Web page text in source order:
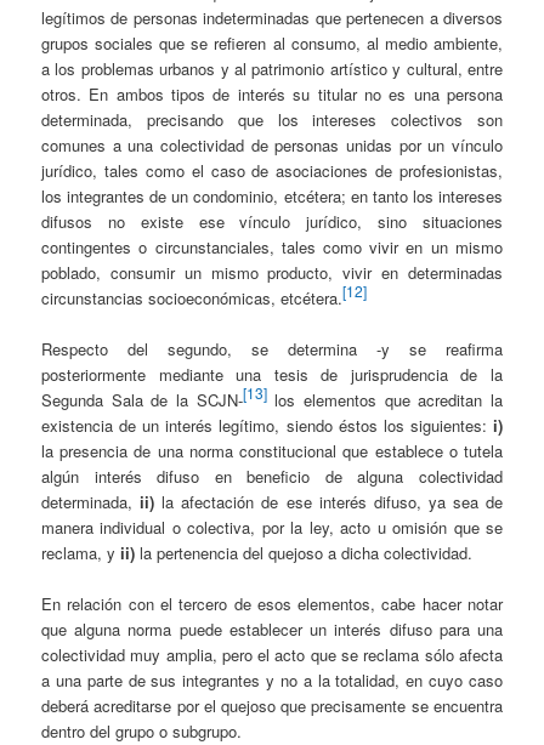
legítimos de personas indeterminadas que pertenecen a diversos
grupos sociales que se refieren al consumo, al medio ambiente,
a los problemas urbanos y al patrimonio artístico y cultural, entre
otros. En ambos tipos de interés su titular no es una persona
determinada, precisando que los intereses colectivos son
comunes a una colectividad de personas unidas por un vínculo
jurídico, tales como el caso de asociaciones de profesionistas,
los integrantes de un condominio, etcétera; en tanto los intereses
difusos no existe ese vínculo jurídico, sino situaciones
contingentes o circunstanciales, tales como vivir en un mismo
poblado, consumir un mismo producto, vivir en determinadas
circunstancias socioeconómicas, etcétera.[12]
Respecto del segundo, se determina -y se reafirma
posteriormente mediante una tesis de jurisprudencia de la
Segunda Sala de la SCJN-[13]los elementos que acreditan la
existencia de un interés legítimo, siendo éstos los siguientes: i)
la presencia de una norma constitucional que establece o tutela
algún interés difuso en beneficio de alguna colectividad
determinada,ii)la afectación de ese interés difuso, ya sea de
manera individual o colectiva, por la ley, acto u omisión que se
reclama, yii)la pertenencia del quejoso a dicha colectividad.
En relación con el tercero de esos elementos, cabe hacer notar
que alguna norma puede establecer un interés difuso para una
colectividad muy amplia, pero el acto que se reclama sólo afecta
a una parte de sus integrantes y no a la totalidad, en cuyo caso
deberá acreditarse por el quejoso que precisamente se encuentra
dentro del grupo o subgrupo.